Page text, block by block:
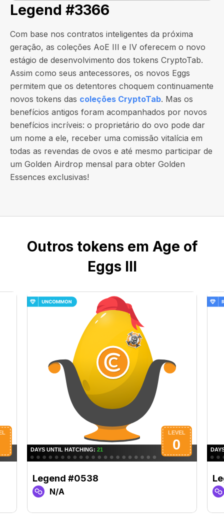
Legend #3366
Com base nos contratos inteligentes da próxima
geração, as coleções AoE III e IV oferecem o novo
estágio de desenvolvimento dos tokens CryptoTab.
Assim como seus antecessores, os novos Eggs
permitem que os detentores choquem continuamente
novos tokens das coleções CryptoTab. Mas os
benefícios antigos foram acompanhados por novos
benefícios incríveis: o proprietário do ovo pode dar
um nome a ele, receber uma comissão vitalícia em
todas as revendas de ovos e até mesmo participar de
um Golden Airdrop mensal para obter Golden
Essences exclusivas!
Outros tokens em Age of
Eggs III
Legend #0538
N/A